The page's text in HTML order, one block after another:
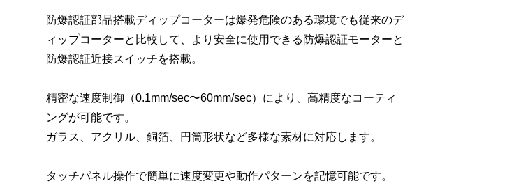
防爆認証部品搭載ディップコーターは爆発危険のある環境でも従来のデ
ィップコーターと比較して、より安全に使用できる防爆認証モーターと
防爆認証近接スイッチを搭載。
精密な速度制御（0.1mm/sec〜60mm/sec）により、高精度なコーティ
ングが可能です。
ガラス、アクリル、銅箔、円筒形状など多様な素材に対応します。
タッチパネル操作で簡単に速度変更や動作パターンを記憶可能です。